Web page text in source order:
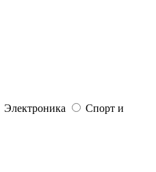
Электроника
Спорт и